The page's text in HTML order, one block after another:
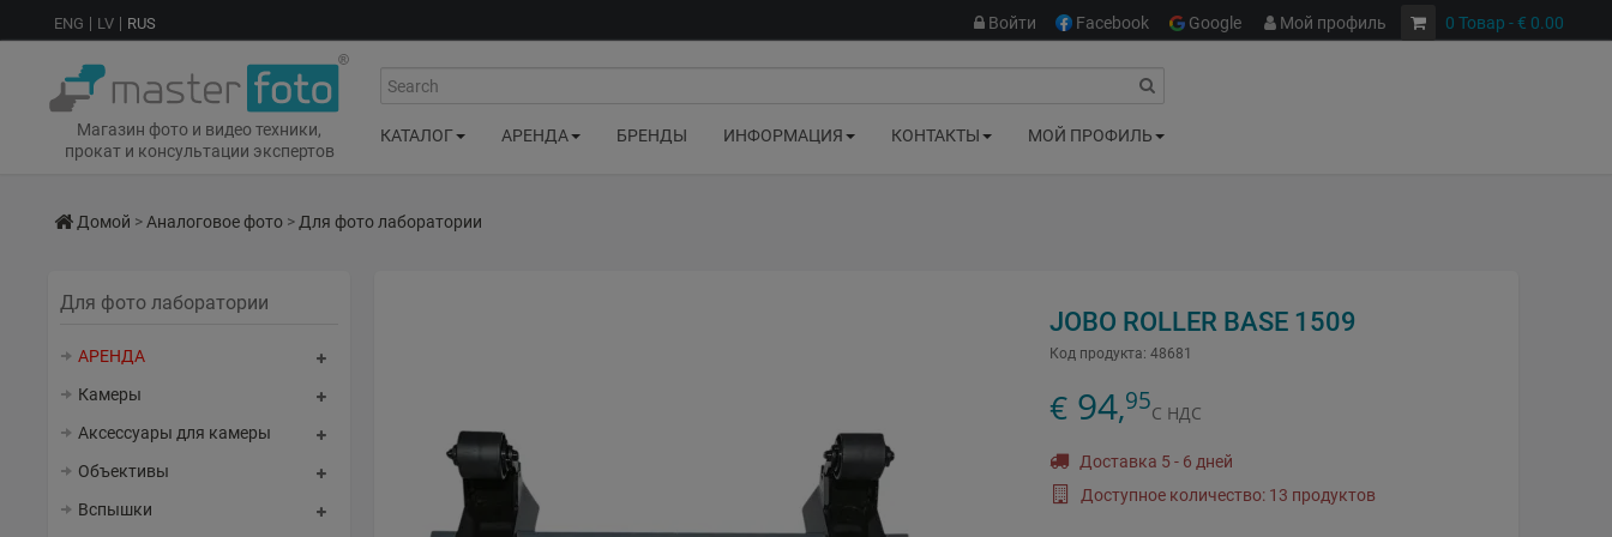
ENG LV RUS 0 Товар - € 0.00
Войти Facebook Google Мой профиль
Магазин фото и видео техники,
прокат и консультации экспертов
Search
КАТАЛОГ АРЕНДА БРЕНДЫ ИНФОРМАЦИЯ КОНТАКТЫ МОЙ ПРОФИЛЬ
Домой > Аналоговое фото > Для фото лаборатории
Для фото лаборатории
АРЕНДА
Камеры
Аксессуары для камеры
Объективы
Вспышки
JOBO ROLLER BASE 1509
Код продукта: 48681
€ 94,95С НДС
Доставка 5 - 6 дней
Доступное количество: 13 продуктов